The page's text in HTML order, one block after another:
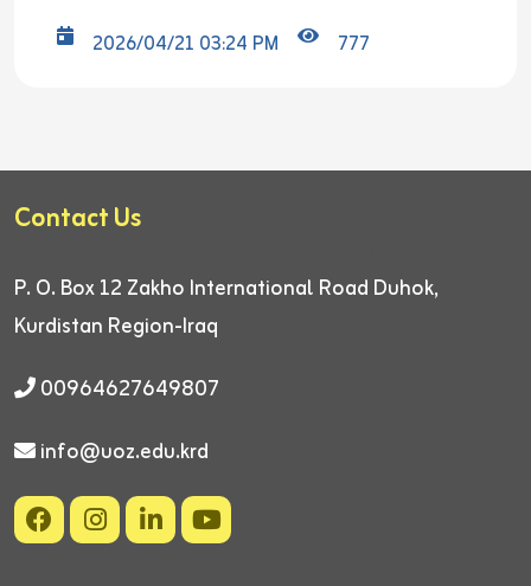
2026/04/21 03:24 PM 777
Contact Us
P. O. Box 12 Zakho International Road Duhok,
Kurdistan Region-Iraq
00964627649807
info@uoz.edu.krd